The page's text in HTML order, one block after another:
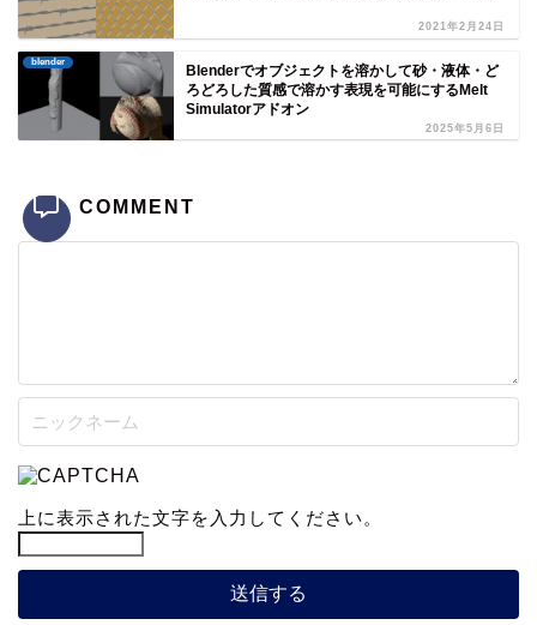
2021年2月24日
blender
Blenderでオブジェクトを溶かして砂・液体・ど
ろどろした質感で溶かす表現を可能にするMelt
Simulatorアドオン
2025年5月6日
COMMENT
上に表示された文字を入力してください。